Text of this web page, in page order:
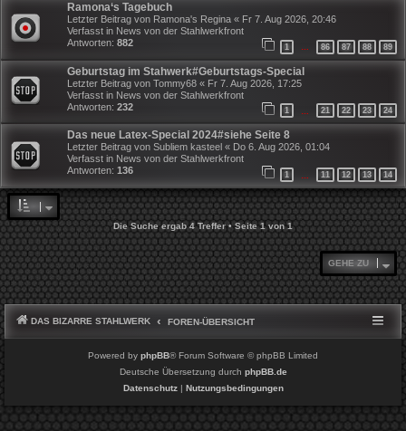
Ramona‘s Tagebuch
Letzter Beitrag von Ramona's Regina « Fr 7. Aug 2026, 20:46
Verfasst in News von der Stahlwerkfront
Antworten: 882 1 … 86 87 88 89
Geburtstag im Stahwerk#Geburtstags-Special
Letzter Beitrag von Tommy68 « Fr 7. Aug 2026, 17:25
Verfasst in News von der Stahlwerkfront
Antworten: 232 1 21 22 23 24
Das neue Latex-Special 2024#siehe Seite 8
Letzter Beitrag von Subliem kasteel « Do 6. Aug 2026, 01:04
Verfasst in News von der Stahlwerkfront
Antworten: 136 1 11 12 13 14
Die Suche ergab 4 Treffer • Seite1von1
GEHE ZU
DAS BIZARRE STAHLWERK FOREN-ÜBERSICHT
Powered by phpBB® Forum Software © phpBB Limited
Deutsche Übersetzung durch phpBB.de
Datenschutz| Nutzungsbedingungen